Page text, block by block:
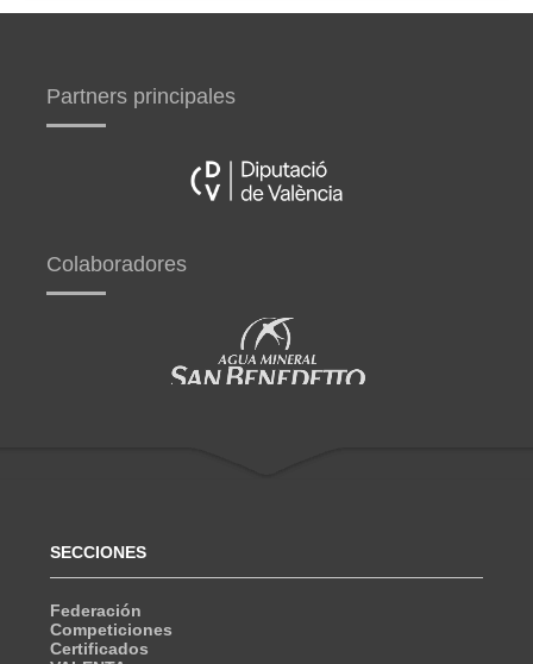
Partners principales
Colaboradores
SECCIONES
Federación
Competiciones
Certificados